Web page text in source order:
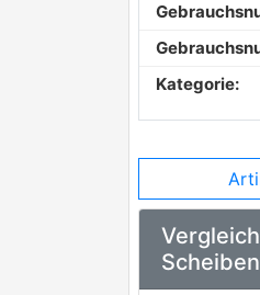
Kategorie: